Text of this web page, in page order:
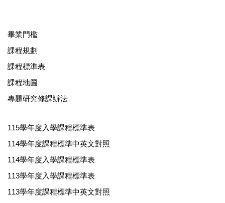
畢業門檻
課程規劃
課程標準表
課程地圖
專題研究修課辦法
115學年度入學課程標準表
114學年度課程標準中英文對照
114學年度入學課程標準表
113學年度入學課程標準表
113學年度課程標準中英文對照